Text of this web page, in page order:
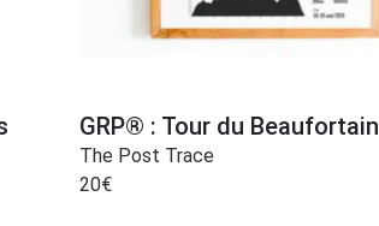
GRP® : Tour du Beaufortain
The Post Trace
20€